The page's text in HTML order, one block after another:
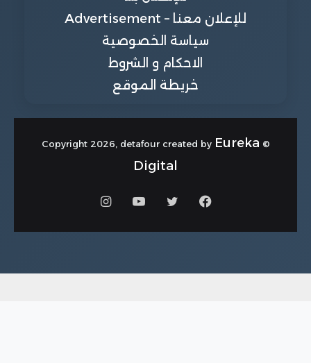
للإعلان معنا – Advertisement
سياسة الخصوصية
الاحكام و الشروط
خريطة الموقع
© Copyright 2026, detafour created by
Eureka
Digital
فيسبوكتويتر يوتيوبانستقرام